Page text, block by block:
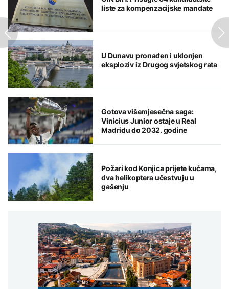
liste za kompenzacijske mandate
U Dunavu pronađen i uklonjen
eksploziv iz Drugog svjetskog rata
Gotova višemjesečna saga:
Vinicius Junior ostaje u Real
Madridu do 2032. godine
Požari kod Konjica prijete kućama,
dva helikoptera učestvuju u
gašenju